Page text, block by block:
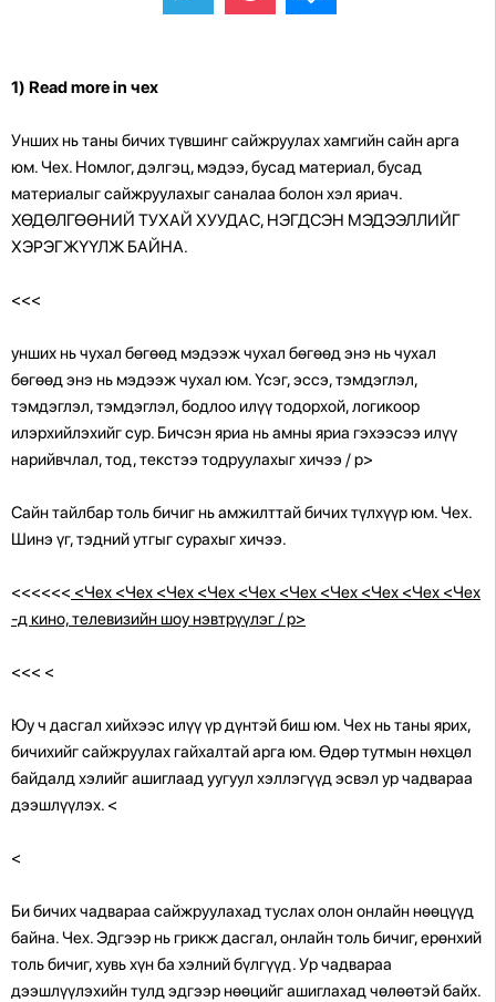
1) Read more in чех
Унших нь таны бичих түвшинг сайжруулах хамгийн сайн арга
юм. Чех. Номлог, дэлгэц, мэдээ, бусад материал, бусад
материалыг сайжруулахыг саналаа болон хэл яриач.
ХӨДӨЛГӨӨНИЙ ТУХАЙ ХУУДАС, НЭГДСЭН МЭДЭЭЛЛИЙГ
ХЭРЭГЖҮҮЛЖ БАЙНА.
<<<
унших нь чухал бөгөөд мэдээж чухал бөгөөд энэ нь чухал
бөгөөд энэ нь мэдээж чухал юм. Үсэг, эссэ, тэмдэглэл,
тэмдэглэл, тэмдэглэл, бодлоо илүү тодорхой, логикоор
илэрхийлэхийг сур. Бичсэн яриа нь амны яриа гэхээсээ илүү
нарийвчлал, тод, текстээ тодруулахыг хичээ / p>
Сайн тайлбар толь бичиг нь амжилттай бичих түлхүүр юм. Чех.
Шинэ үг, тэдний утгыг сурахыг хичээ.
<<<<<< <Чех <Чех <Чех <Чех <Чех <Чех <Чех <Чех <Чех <Чех
-д кино, телевизийн шоу нэвтрүүлэг / p>
<<< <
Юу ч дасгал хийхээс илүү үр дүнтэй биш юм. Чех нь таны ярих,
бичихийг сайжруулах гайхалтай арга юм. Өдөр тутмын нөхцөл
байдалд хэлийг ашиглаад уугуул хэллэгүүд эсвэл ур чадвараа
дээшлүүлэх. <
<
Би бичих чадвараа сайжруулахад туслах олон онлайн нөөцүүд
байна. Чех. Эдгээр нь грикж дасгал, онлайн толь бичиг, ерөнхий
толь бичиг, хувь хүн ба хэлний бүлгүүд. Ур чадвараа
дээшлүүлэхийн тулд эдгээр нөөцийг ашиглахад чөлөөтэй байх.